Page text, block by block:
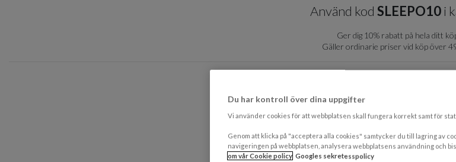
Använd kod SLEEPO10i
Ger dig 10% rabatt på hela ditt
Gäller ordinarie priser vid köp över
Du har kontroll över dina uppgifter
Vi använder cookies för att webbplatsen skall fungera korrekt samt för
Genom att klicka på "acceptera alla cookies" samtycker du till lagring av
navigeringen på webbplatsen, analysera webbplatsens användning och
om vår Cookie policy Googles sekretesspolicy